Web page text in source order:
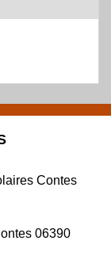
Contes
06390